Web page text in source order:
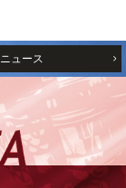
ニュース